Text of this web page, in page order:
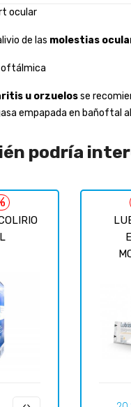
ocular
de las molestias
oftálmica
u orzuelosse
empapada en bañoftal
podría